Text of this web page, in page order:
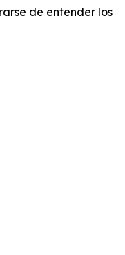
de entender los